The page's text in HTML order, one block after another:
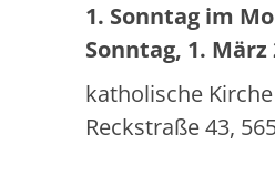
1. Sonntag im
Sonntag, 1.
katholische
Reckstraße 43,